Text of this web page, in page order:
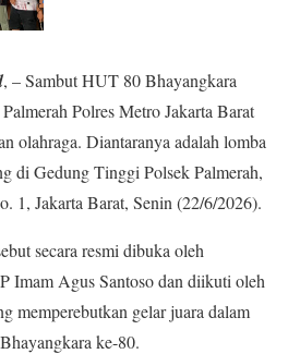
, – Sambut HUT 80 Bhayangkara
Polres Metro Jakarta Barat
olahraga. Diantaranya adalah lomba
di Gedung Tinggi Polsek Palmerah,
1, Jakarta Barat, Senin (22/6/2026).
secara resmi dibuka oleh
Imam Agus Santoso dan diikuti oleh
memperebutkan gelar juara dalam
ke-80.